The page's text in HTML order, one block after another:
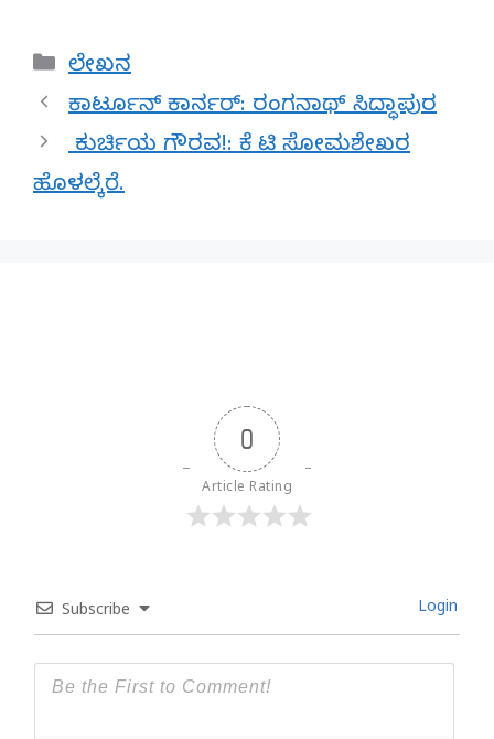
Categories
ಲೇಖನ
ಕಾರ್ಟೂನ್ ಕಾರ್ನರ್: ರಂಗನಾಥ್ ಸಿದ್ಧಾಪುರ
ಕುರ್ಚಿಯ ಗೌರವ!: ಕೆ ಟಿ ಸೋಮಶೇಖರ
ಹೊಳಲ್ಕೆರೆ.
0
Article Rating
Subscribe Login